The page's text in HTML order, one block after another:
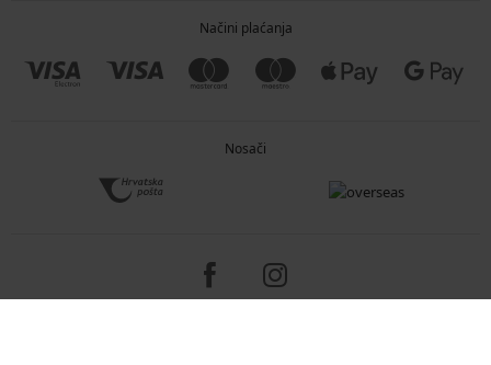
Načini plaćanja
Nosači